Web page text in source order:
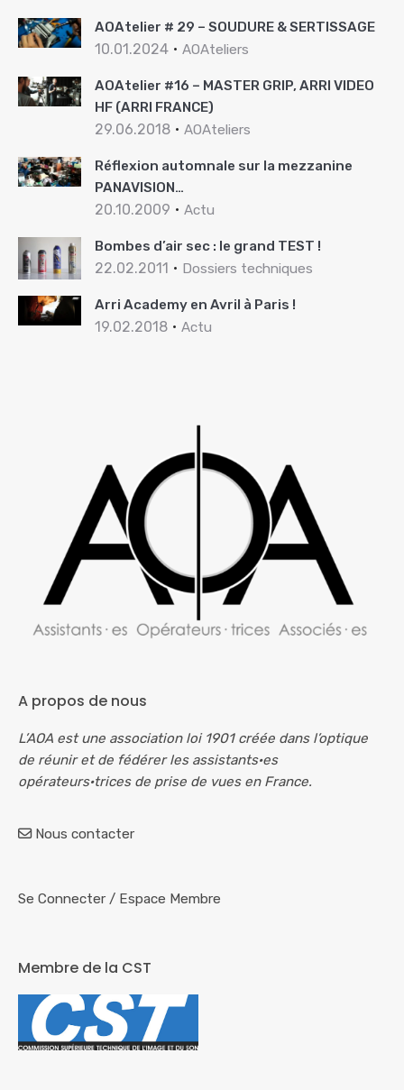
AOAtelier # 29 – SOUDURE & SERTISSAGE
10.01.2024 AOAteliers
AOAtelier #16 – MASTER GRIP, ARRI VIDEO
HF (ARRI FRANCE)
29.06.2018 AOAteliers
Réflexion automnale sur la mezzanine
PANAVISION…
20.10.2009 Actu
Bombes d’air sec : le grand TEST !
22.02.2011 Dossiers techniques
Arri Academy en Avril à Paris !
19.02.2018 Actu
A propos de nous
L’AOA est une association loi 1901 créée dans l’optique
de réunir et de fédérer les assistants·es
opérateurs·trices de prise de vues en France.
Nous contacter
Se Connecter / Espace Membre
Membre de la CST